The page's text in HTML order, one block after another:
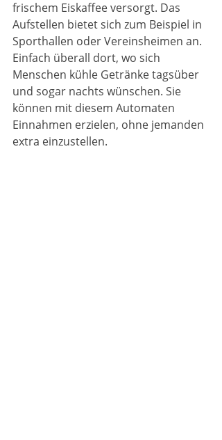
frischem Eiskaffee versorgt. Das
Aufstellen bietet sich zum Beispiel in
Sporthallen oder Vereinsheimen an.
Einfach überall dort, wo sich
Menschen kühle Getränke tagsüber
und sogar nachts wünschen. Sie
können mit diesem Automaten
Einnahmen erzielen, ohne jemanden
extra einzustellen.